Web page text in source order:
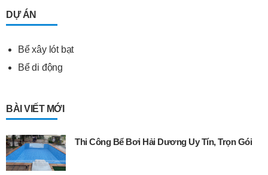
DỰ ÁN
Bể xây lót bạt
Bể di động
BÀI VIẾT MỚI
Thi Công Bể Bơi Hải Dương Uy Tín, Trọn Gói